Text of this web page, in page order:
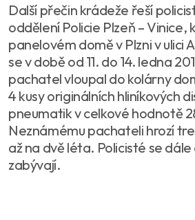
Další přečin krádeže řeší
oddělení Policie Plzeň – Vinice,
panelovém domě v Plzni v ulici
se v době od 11. do 14. ledna
pachatel vloupal do kolárny
4 kusy originálních hliníkových
pneumatik v celkové hodnotě
Neznámému pachateli hrozí
až na dvě léta. Policisté se
zabývají.